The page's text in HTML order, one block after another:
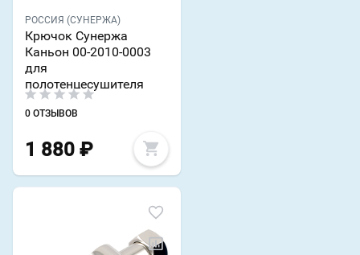
РОССИЯ (СУНЕРЖА)
Крючок Сунержа
Каньон 00-2010-0003
для
полотенцесушителя
0 ОТЗЫВОВ
1 880 ₽